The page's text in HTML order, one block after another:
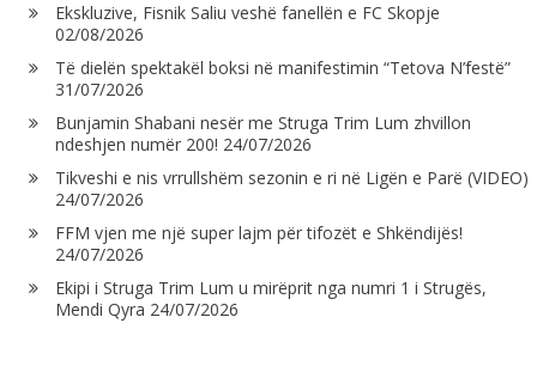
Ekskluzive, Fisnik Saliu veshë fanellën e FC Skopje
02/08/2026
Të dielën spektakël boksi në manifestimin “Tetova N’festë”
31/07/2026
Bunjamin Shabani nesër me Struga Trim Lum zhvillon
ndeshjen numër 200! 24/07/2026
Tikveshi e nis vrrullshëm sezonin e ri në Ligën e Parë (VIDEO)
24/07/2026
FFM vjen me një super lajm për tifozët e Shkëndijës!
24/07/2026
Ekipi i Struga Trim Lum u mirëprit nga numri 1 i Strugës,
Mendi Qyra 24/07/2026